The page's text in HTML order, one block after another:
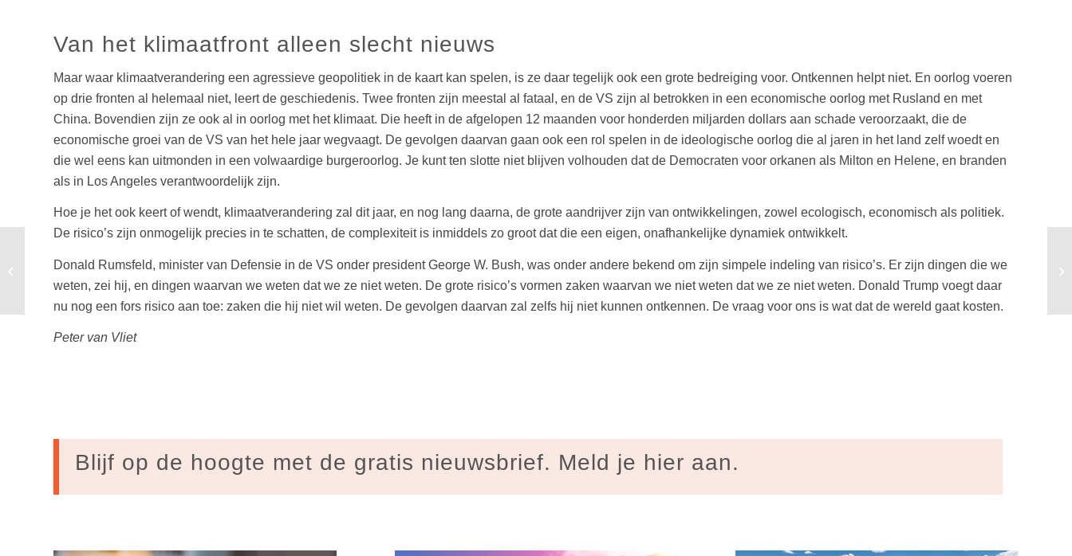
Van het klimaatfront alleen slecht nieuws
Maar waar klimaatverandering een agressieve geopolitiek in de kaart kan spelen, is ze daar tegelijk ook een grote bedreiging voor. Ontkennen helpt niet. En oorlog voeren
op drie fronten al helemaal niet, leert de geschiedenis. Twee fronten zijn meestal al fataal, en de VS zijn al betrokken in een economische oorlog met Rusland en met
China. Bovendien zijn ze ook al in oorlog met het klimaat. Die heeft in de afgelopen 12 maanden voor honderden miljarden dollars aan schade veroorzaakt, die de
economische groei van de VS van het hele jaar wegvaagt. De gevolgen daarvan gaan ook een rol spelen in de ideologische oorlog die al jaren in het land zelf woedt en
die wel eens kan uitmonden in een volwaardige burgeroorlog. Je kunt ten slotte niet blijven volhouden dat de Democraten voor orkanen als Milton en Helene, en branden
als in Los Angeles verantwoordelijk zijn.
Hoe je het ook keert of wendt, klimaatverandering zal dit jaar, en nog lang daarna, de grote aandrijver zijn van ontwikkelingen, zowel ecologisch, economisch als politiek.
De risico’s zijn onmogelijk precies in te schatten, de complexiteit is inmiddels zo groot dat die een eigen, onafhankelijke dynamiek ontwikkelt.
Donald Rumsfeld, minister van Defensie in de VS onder president George W. Bush, was onder andere bekend om zijn simpele indeling van risico’s. Er zijn dingen die we
weten, zei hij, en dingen waarvan we weten dat we ze niet weten. De grote risico’s vormen zaken waarvan we niet weten dat we ze niet weten. Donald Trump voegt daar
nu nog een fors risico aan toe: zaken die hij niet wil weten. De gevolgen daarvan zal zelfs hij niet kunnen ontkennen. De vraag voor ons is wat dat de wereld gaat kosten.
Peter van Vliet
Blijf op de hoogte met de gratis nieuwsbrief. Meld je hier aan.
Waarom waterfilters een
duurzame keuze zijn